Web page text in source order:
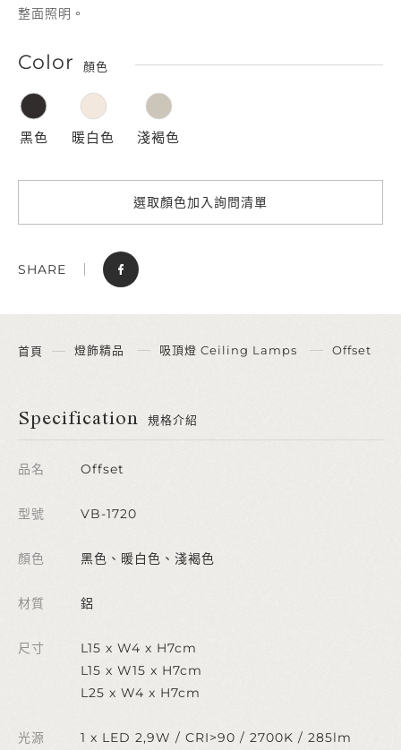
整面照明。
Color 顏色
黑色 暖白色 淺褐色
選取顏色加入詢問清單
SHARE
首頁 燈飾精品 吸頂燈 Ceiling Lamps Offset
Specification 規格介紹
品名 Offset
型號 VB-1720
顏色 黑色、暖白色、淺褐色
材質 鋁
尺寸
L15 x W4 x H7cm
L15 x W15 x H7cm
L25 x W4 x H7cm
光源
1 x LED 2,9W / CRI>90 / 2700K / 285lm